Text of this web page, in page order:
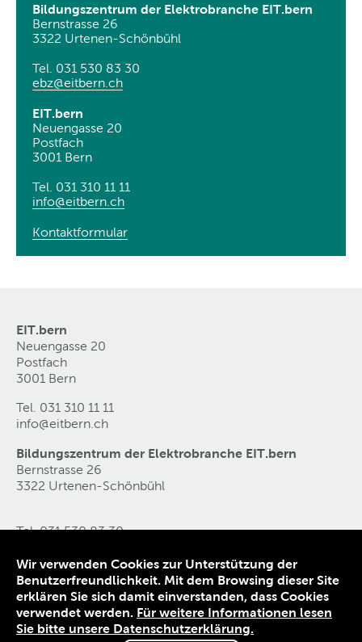
Bildungszentrum der Elektrobranche EIT.bern
Bernstrasse 26
3322 Urtenen-Schönbühl
Tel. 031 530 83 30
ebz@eitbern ch
EIT.bern
Neuengasse 20
Postfach
3001 Bern
Tel. 031 310 11 11
info@eitbern ch
Kontaktformular
EIT.bern
Neuengasse 20
Postfach
3001 Bern
Tel. 031 310 11 11
info@eitbern ch
Bildungszentrum der Elektrobranche EIT.bern
Bernstrasse 26
3322 Urtenen-Schönbühl
Tel. 031 530 83 30
Kontakt
Datenschutz
Impressum
AGB
Wir verwenden Cookies zur Unterstützung der
Benutzerfreundlichkeit. Mit dem Browsing dieser Site
erklären Sie sich damit einverstanden, dass Cookies
verwendet werden. Für weitere Informationen lesen
Sie bitte unsere Datenschutzerklärung.